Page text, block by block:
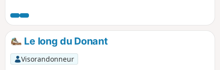
sublime bord de rivière.
Le long du Donant
Visorandonneur